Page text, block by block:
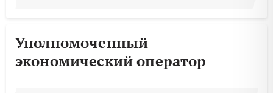
Уполномоченный
экономический оператор